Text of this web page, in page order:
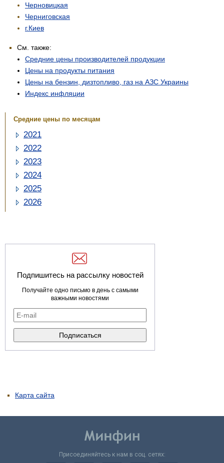
Черновицкая
Черниговская
г.Киев
См. также:
Средние цены производителей продукции
Цены на продукты питания
Цены на бензин, дизтопливо, газ на АЗС Украины
Индекс инфляции
Средние цены по месяцам
2021
2022
2023
2024
2025
2026
Подпишитесь на рассылку новостей
Получайте одно письмо в день с самыми
важными новостями
Карта сайта
Присоединяйтесь к нам в соц. сетях: